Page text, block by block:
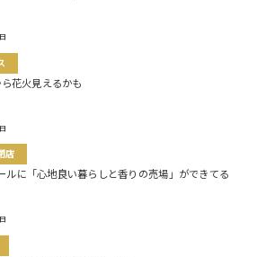
花火見えるかも
店
ルに「心地良い暮らしと香りの売場」ができてる